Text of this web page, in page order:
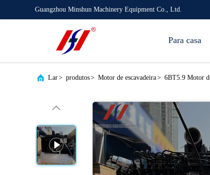
Guangzhou Minshun Machinery Equipment Co., Ltd.
Para casa
Lar> produtos> Motor de escavadeira> 6BT5.9 Motor